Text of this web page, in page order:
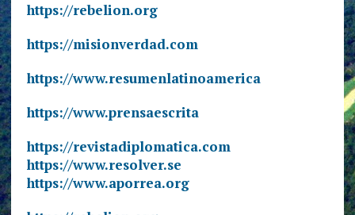
https://rebelion.org
https://misionverdad.com
https://www.resumenlatinoamerica
https://www.prensaescrita
https://revistadiplomatica.com
https://www.resolver.se
https://www.aporrea.org